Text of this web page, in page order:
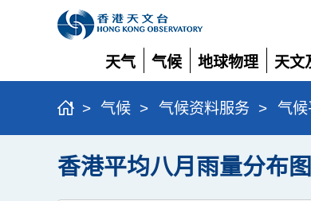
天气
展
开
气候
展
开
地球物理
展
开
天文
展
开
> 气候 > 气候资料服务 > 气候
香港平均八月雨量分布